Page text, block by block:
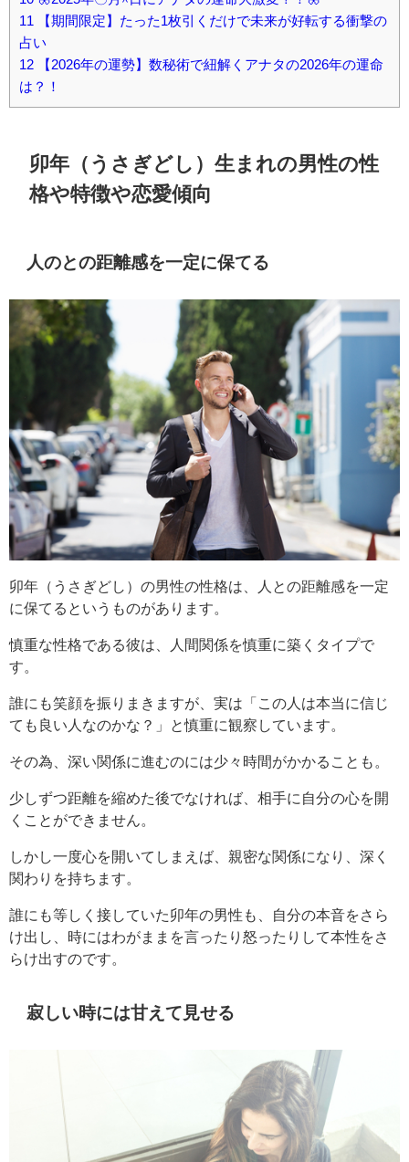
11 【期間限定】たった1枚引くだけで未来が好転する衝撃の
占い
12 【2026年の運勢】数秘術で紐解くアナタの2026年の運命
は？！
卯年（うさぎどし）生まれの男性の性
格や特徴や恋愛傾向
人のとの距離感を一定に保てる
卯年（うさぎどし）の男性の性格は、人との距離感を一定
に保てるというものがあります。
慎重な性格である彼は、人間関係を慎重に築くタイプで
す。
誰にも笑顔を振りまきますが、実は「この人は本当に信じ
ても良い人なのかな？」と慎重に観察しています。
その為、深い関係に進むのには少々時間がかかることも。
少しずつ距離を縮めた後でなければ、相手に自分の心を開
くことができません。
しかし一度心を開いてしまえば、親密な関係になり、深く
関わりを持ちます。
誰にも等しく接していた卯年の男性も、自分の本音をさら
け出し、時にはわがままを言ったり怒ったりして本性をさ
らけ出すのです。
寂しい時には甘えて見せる